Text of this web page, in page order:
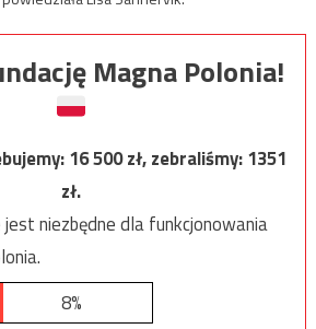
Magna Polonia!
16 500zł, zebraliśmy:1351
zł.
niezbędne dla funkcjonowania
8%